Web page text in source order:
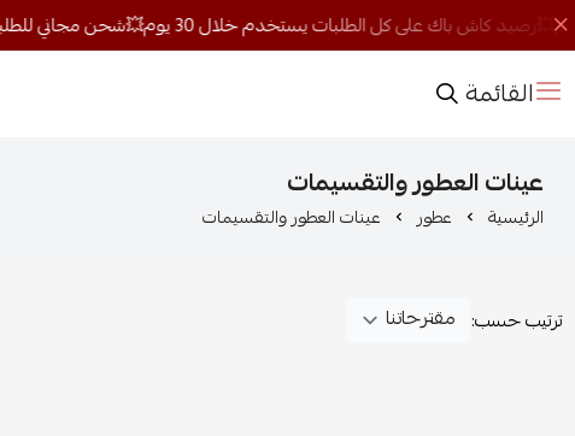
القائمة
عينات العطور والتقسيمات
الرئيسية عطور عينات العطور والتقسيمات
ترتيب حسب: